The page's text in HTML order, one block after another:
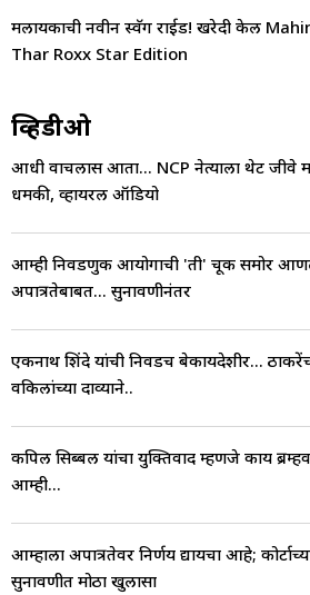
मलायकाची नवीन स्वॅग राईड! खरेदी केली
Thar Roxx Star Edition
व्हिडीओ
आधी वाचलास आता... NCP नेत्याला थेट जीवे
धमकी, व्हायरल ऑडियो
आम्ही निवडणुक आयोगाची 'ती' चूक समोर
अपात्रतेबाबत... सुनावणीनंतर
एकनाथ शिंदे यांची निवडच बेकायदेशीर...
वकिलांच्या दाव्याने..
कपिल सिब्बल यांचा युक्तिवाद म्हणजे काय
आम्ही...
आम्हाला अपात्रतेवर निर्णय द्यायचा आहे;
सुनावणीत मोठा खुलासा